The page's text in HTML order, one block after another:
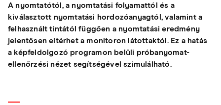
A nyomtatótól, a nyomtatási folyamattól és a
kiválasztott nyomtatási hordozóanyagtól, valamint a
felhasznált tintától függően a nyomtatási eredmény
jelentősen eltérhet a monitoron látottaktól. Ez a hatás
a képfeldolgozó programon belüli próbanyomat-
ellenőrzési nézet segítségével szimulálható.